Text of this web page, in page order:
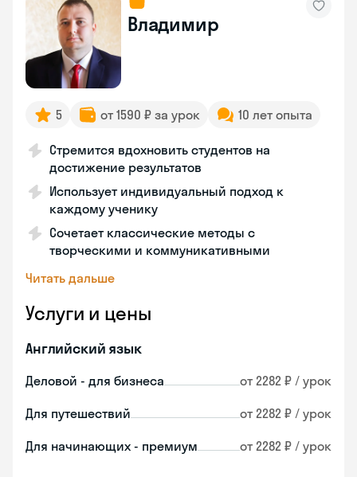
Владимир
5 от 1590 ₽ за урок 10 лет опыта
Стремится вдохновить студентов на
достижение результатов
Использует индивидуальный подход к
каждому ученику
Сочетает классические методы с
творческими и коммуникативными
Читать дальше
Услуги и цены
Английский язык
Деловой - для бизнеса от 2282 ₽ / урок
Для путешествий от 2282 ₽ / урок
Для начинающих - премиум от 2282 ₽ / урок